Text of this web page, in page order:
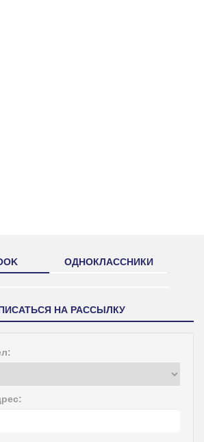
ОДНОКЛАССНИКИ
НА РАССЫЛКУ